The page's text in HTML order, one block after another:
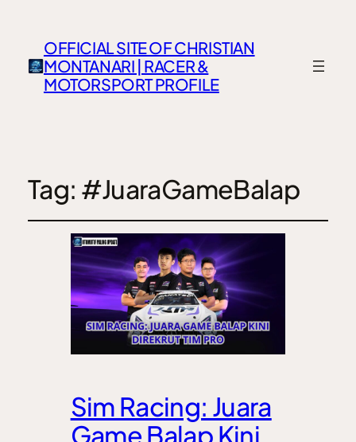
OFFICIAL SITE OF CHRISTIAN
MONTANARI | RACER &
MOTORSPORT PROFILE
Tag: #JuaraGameBalap
Sim Racing: Juara
Game Balap Kini